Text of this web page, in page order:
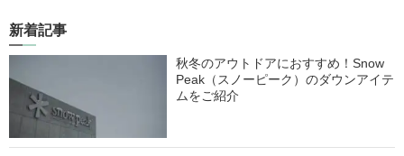
新着記事
秋冬のアウトドアにおすすめ！Snow
Peak（スノーピーク）のダウンアイテ
ムをご紹介